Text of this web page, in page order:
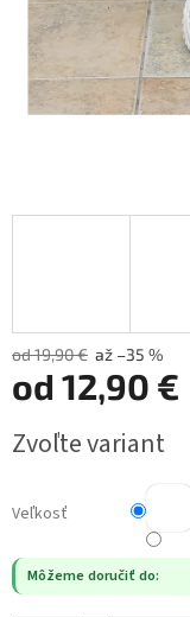
od 19,90 € až –35 %
od 12,90 €
cena:
Zvoľte variant
Veľkosť
Môžeme doručiť do: